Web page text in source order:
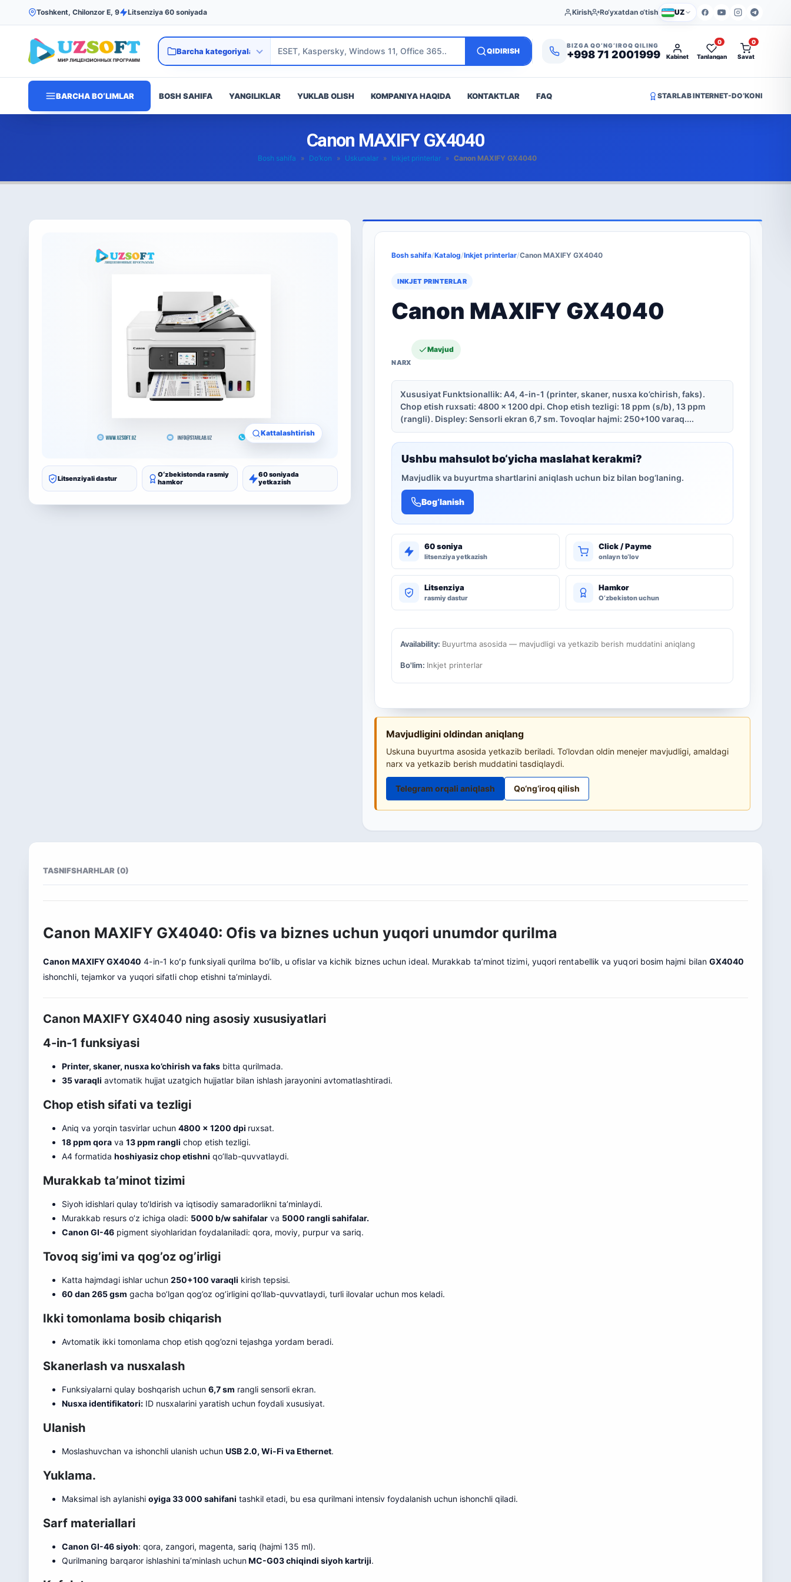
Toshkent, Chilonzor E, 9 Litsenziya 60 soniyada Kirish Ro‘yxatdan o‘tish UZ
QIDIRISH
BIZGA QO‘NG‘IROQ QILING
+998 71 2001999 Kabinet Tanlangan
0
Savat
0
BARCHA BO‘LIMLAR BOSH SAHIFA YANGILIKLAR YUKLAB OLISH KOMPANIYA HAQIDA KONTAKTLAR FAQ STARLAB INTERNET-DO‘KONI
Canon MAXIFY GX4040
Bosh sahifa » Do’kon » Uskunalar » Inkjet printerlar » Canon MAXIFY GX4040
Kattalashtirish
Litsenziyali dastur
Oʻzbekistonda rasmiy
hamkor
60 soniyada
yetkazish
Bosh sahifa/Katalog/Inkjet printerlar/Canon MAXIFY GX4040
INKJET PRINTERLAR
Canon MAXIFY GX4040
Mavjud
Xususiyat Funktsionallik: A4, 4-in-1 (printer, skaner, nusxa ko’chirish, faks).
Chop etish ruxsati: 4800 x 1200 dpi. Chop etish tezligi: 18 ppm (s/b), 13 ppm
(rangli). Displey: Sensorli ekran 6,7 sm. Tovoqlar hajmi: 250+100 varaq....
Ushbu mahsulot bo‘yicha maslahat kerakmi?
Mavjudlik va buyurtma shartlarini aniqlash uchun biz bilan bog‘laning.
Bog‘lanish
60 soniya
litsenziya yetkazish
Click / Payme
onlayn to‘lov
Litsenziya
rasmiy dastur
Hamkor
O‘zbekiston uchun
Availability: Buyurtma asosida — mavjudligi va yetkazib berish muddatini aniqlang
Bo'lim: Inkjet printerlar
Mavjudligini oldindan aniqlang
Uskuna buyurtma asosida yetkazib beriladi. To‘lovdan oldin menejer mavjudligi, amaldagi
narx va yetkazib berish muddatini tasdiqlaydi.
Telegram orqali aniqlash Qo‘ng‘iroq qilish
TASNIFSHARHLAR (0)
Canon MAXIFY GX4040: Ofis va biznes uchun yuqori unumdor qurilma
Canon MAXIFY GX4040 4-in-1 koʻp funksiyali qurilma boʻlib, u ofislar va kichik biznes uchun ideal. Murakkab ta’minot tizimi, yuqori rentabellik va yuqori bosim hajmi bilanGX4040
ishonchli, tejamkor va yuqori sifatli chop etishni ta’minlaydi.
Canon MAXIFY GX4040 ning asosiy xususiyatlari
4-in-1 funksiyasi
Printer, skaner, nusxa ko’chirish va faks bitta qurilmada.
35 varaqli avtomatik hujjat uzatgich hujjatlar bilan ishlash jarayonini avtomatlashtiradi.
Chop etish sifati va tezligi
Aniq va yorqin tasvirlar uchun 4800 x 1200 dpi ruxsat.
18 ppm qora va 13 ppm rangli chop etish tezligi.
A4 formatida hoshiyasiz chop etishni qo’llab-quvvatlaydi.
Murakkab ta’minot tizimi
Siyoh idishlari qulay to’ldirish va iqtisodiy samaradorlikni ta’minlaydi.
Murakkab resurs o’z ichiga oladi: 5000 b/w sahifalar va 5000 rangli sahifalar.
Canon GI-46 pigment siyohlaridan foydalaniladi: qora, moviy, purpur va sariq.
Tovoq sig’imi va qog’oz og’irligi
Katta hajmdagi ishlar uchun 250+100 varaqli kirish tepsisi.
60 dan 265 gsm gacha bo’lgan qog’oz og’irligini qo’llab-quvvatlaydi, turli ilovalar uchun mos keladi.
Ikki tomonlama bosib chiqarish
Avtomatik ikki tomonlama chop etish qog’ozni tejashga yordam beradi.
Skanerlash va nusxalash
Funksiyalarni qulay boshqarish uchun 6,7 sm rangli sensorli ekran.
Nusxa identifikatori: ID nusxalarini yaratish uchun foydali xususiyat.
Ulanish
Moslashuvchan va ishonchli ulanish uchun USB 2.0, Wi-Fi va Ethernet.
Yuklama.
Maksimal ish aylanishi oyiga 33 000 sahifani tashkil etadi, bu esa qurilmani intensiv foydalanish uchun ishonchli qiladi.
Sarf materiallari
Canon GI-46 siyoh: qora, zangori, magenta, sariq (hajmi 135 ml).
Qurilmaning barqaror ishlashini ta’minlash uchunMC-G03 chiqindi siyoh kartriji.